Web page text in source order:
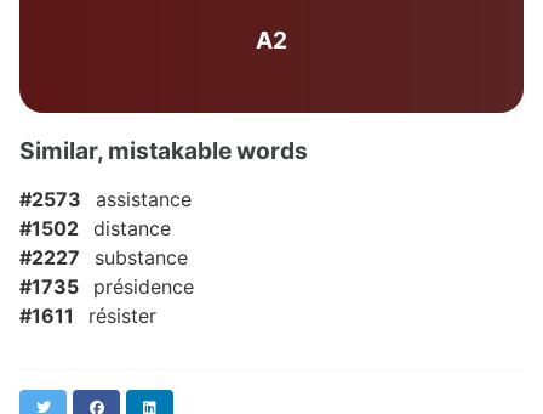
A2
Similar, mistakable words
#2573
assistance
#1502 distance
#2227
substance
#1735
présidence
#1611
résister
Twitter Facebook